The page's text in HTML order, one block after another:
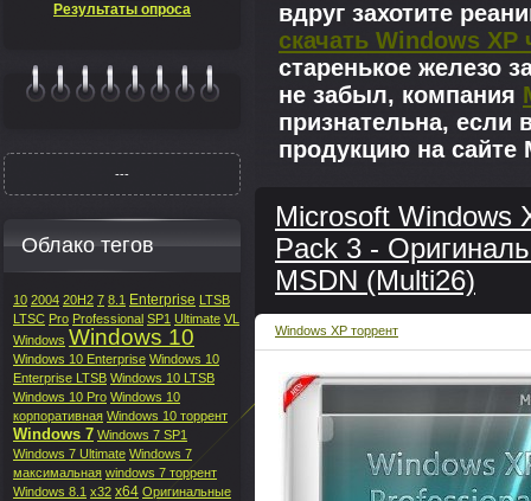
вдруг захотите
скачать Windows XP
старенькое железо
не забыл, компания
признательна, если
продукцию на сайте
Microsoft Windows
Pack 3 -
MSDN (Multi26)
Windows XP торрент
Результаты опроса
---
Облако тегов
10 2004 20H2 7 8.1 Enterprise LTSB
LTSC Pro Professional SP1 Ultimate VL
Windows Windows 10
Windows 10 Enterprise Windows 10
Enterprise LTSB Windows 10 LTSB
Windows 10 Pro Windows 10
корпоративная Windows 10 торрент
Windows 7 Windows 7 SP1
Windows 7 Ultimate Windows 7
максимальная windows 7 торрент
Windows 8.1 x32 x64 Оригинальные